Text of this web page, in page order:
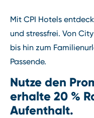
Mit CPI Hotels
und stressfrei. Von
bis hin zum
Passende.
Nutze den
erhalte 20 %
Aufenthalt.